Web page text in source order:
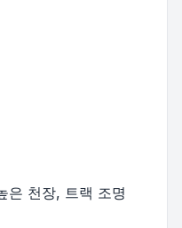
은 천장, 트랙 조명